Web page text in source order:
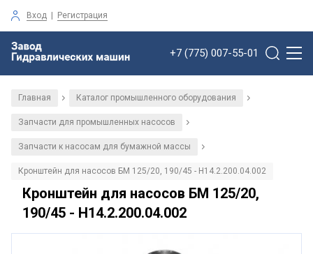
Вход | Регистрация
+7 (775) 007-55-01
Главная / Каталог промышленного оборудования /
Запчасти для промышленных насосов /
Запчасти к насосам для бумажной массы /
Кронштейн для насосов БМ 125/20, 190/45 - Н14.2.200.04.002
Кронштейн для насосов БМ 125/20,
190/45 - Н14.2.200.04.002